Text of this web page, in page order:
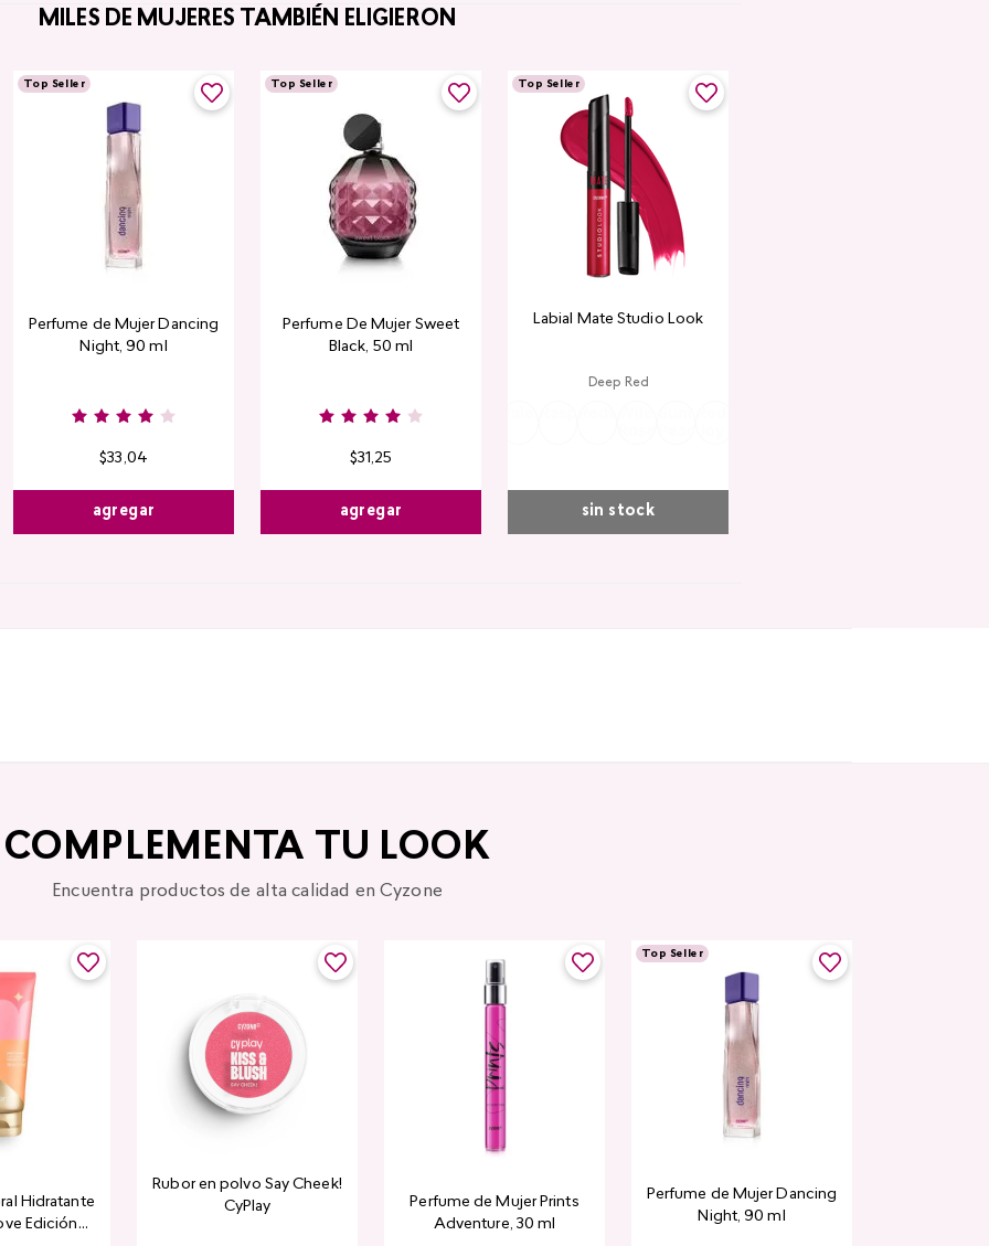
MILES DE MUJERES TAMBIÉN ELIGIERON
Top Seller
Perfume de Mujer Dancing
Night, 90 ml
$33 ,04
agregar
Top Seller
Perfume De Mujer Sweet
Black, 50 ml
$31,25
agregar
Top Seller
Labial Mate Studio Look
Deep Red
Burgundy
Rose Pink Dusty
sin stock
COMPLEMENTA TU LOOK
Encuentra productos de alta calidad en Cyzone
Hidratante
Edición
Rubor en polvo Say Cheek!
CyPlay
Perfume de Mujer Prints
Adventure, 30 ml
Top Seller
Perfume de Mujer Dancing
Night, 90 ml